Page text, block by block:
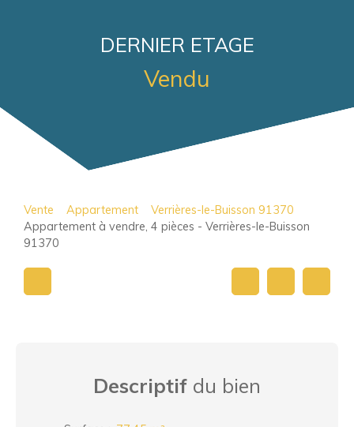
DERNIER ETAGE
Vendu
Vente Appartement
Verrières-le-Buisson 91370
Appartement à vendre, 4 pièces - Verrières-le-Buisson
91370
Descriptif du bien